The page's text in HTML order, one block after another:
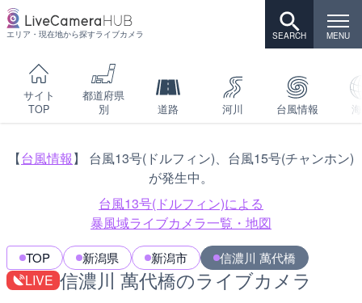
エリア・現在地から探すライブカメラ
サイト
TOP
都道府県
別
道路 河川 台風情報
【台風情報】 台風13号(ドルフィン)、台風15号(チャンホン)
が発生中。
台風13号(ドルフィン)による
暴風域ライブカメラ一覧・地図
TOP 新潟県 新潟市 信濃川 萬代橋
LIVE 信濃川 萬代橋のライブカメラ